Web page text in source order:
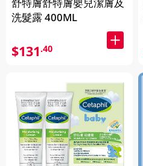
舒特膚舒特膚嬰兒潔膚及
洗髮露 400ML
$131.40